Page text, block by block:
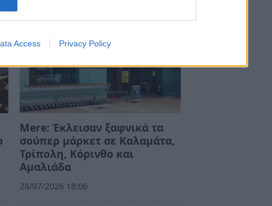
Access Privacy Policy
Mere: Έκλεισαν ξαφνικά τα
σούπερ μάρκετ σε Καλαμάτα,
Τρίπολη, Κόρινθο και
Αμαλιάδα
28/07/2026 18:06